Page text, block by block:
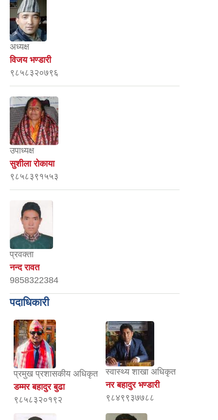
अध्यक्ष
विजय भण्डारी
९८५८३२०७९६
उपाध्यक्ष
सुशीला रोकाया
९८५८३९१५५३
प्रवक्ता
नन्द रावत
9858322384
पदाधिकारी
प्रमुख प्रशासकीय अधिकृत
डम्मर बहादुर बुढा
९८५८३२०१९२
स्वास्थ्य शाखा अधिकृत
नर बहादुर भण्डारी
९८४९९३७७८८